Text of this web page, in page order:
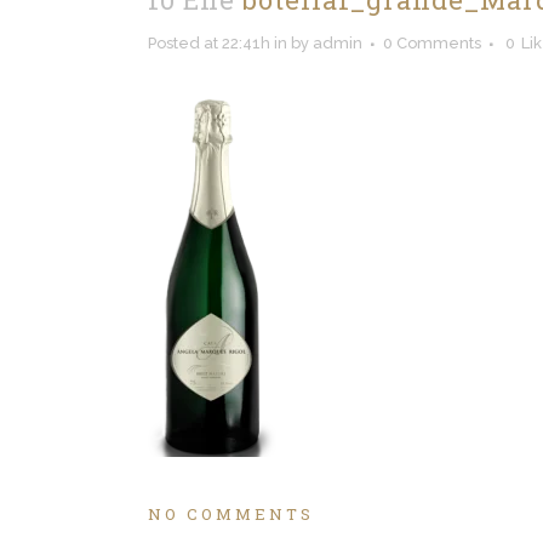
Posted at 22:41h in by admin 0 Comments 0
NO COMMENTS